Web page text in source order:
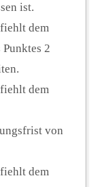
ist.
dem
2
dem
von
dem